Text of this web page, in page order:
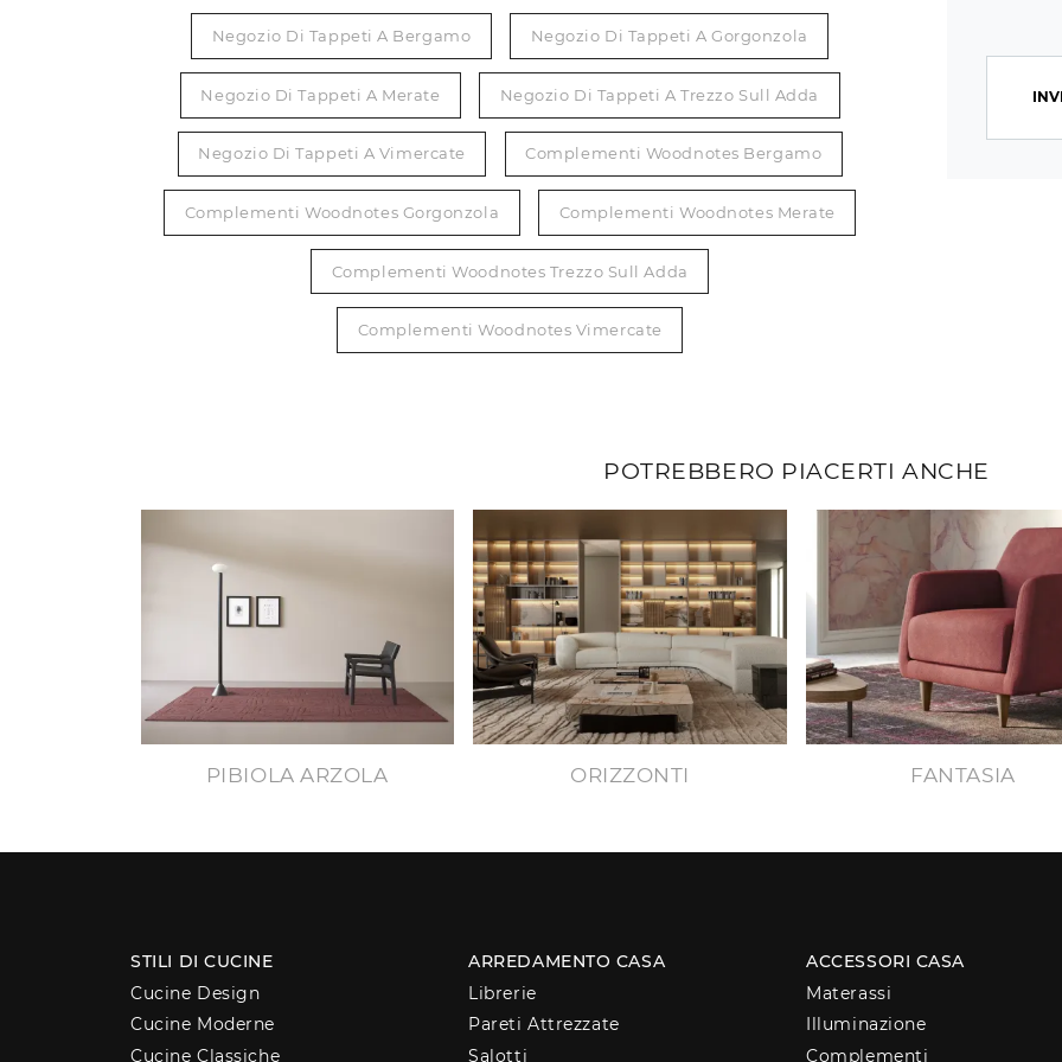
Negozio Di Tappeti A Bergamo Negozio Di Tappeti A Gorgonzola
Negozio Di Tappeti A Merate Negozio Di Tappeti A Trezzo Sull Adda
Negozio Di Tappeti A Vimercate Complementi Woodnotes Bergamo
Complementi Woodnotes Gorgonzola Complementi Woodnotes Merate
Complementi Woodnotes Trezzo Sull Adda
Complementi Woodnotes Vimercate
POTREBBERO PIACERTI ANCHE
PIBIOLA ARZOLA ORIZZONTI FANTASIA
STILI DI CUCINE
Cucine Design
Cucine Moderne
Cucine Classiche
ARREDAMENTO CASA
Librerie
Pareti Attrezzate
Salotti
ACCESSORI CASA
Materassi
Illuminazione
Complementi